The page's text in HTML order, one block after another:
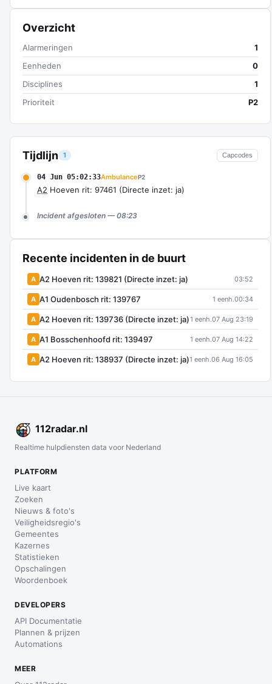
Tijdlijn 1 Capcodes
04 Jun 05:02:33AmbulanceP2
A2 Hoeven rit: 97461 (Directe inzet: ja)
Incident afgesloten — 08:23
Recente incidenten in de buurt
A A2 Hoeven rit: 139821 (Directe inzet: ja) 03:52
A A1 Oudenbosch rit: 139767 1 eenh.00:34
A A2 Hoeven rit: 139736 (Directe inzet: ja)1 eenh.07 Aug 23:19
A A1 Bosschenhoofd rit: 139497 1 eenh.07 Aug 14:22
A A2 Hoeven rit: 138937 (Directe inzet: ja)1 eenh.06 Aug 16:05
Overzicht
Alarmeringen
1
Eenheden
0
Disciplines
1
Prioriteit
P2
112radar.nl
Realtime hulpdiensten data voor Nederland
PLATFORM
Live kaart
Zoeken
Nieuws & foto's
Veiligheidsregio's
Gemeentes
Kazernes
Statistieken
Opschalingen
Woordenboek
DEVELOPERS
API Documentatie
Plannen & prijzen
Automations
MEER